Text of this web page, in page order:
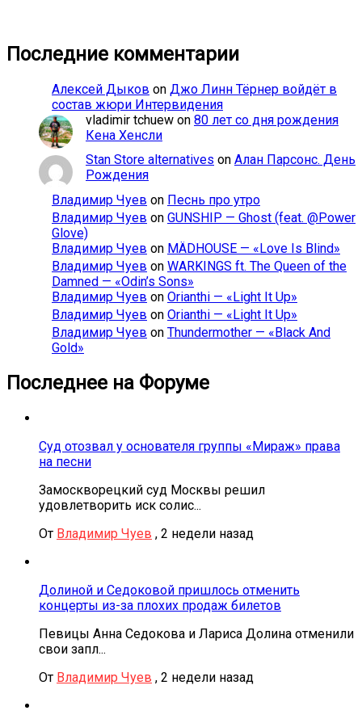
Последние комментарии
Алексей Дыков on Джо Линн Тёрнер войдёт в
состав жюри Интервидения
vladimir tchuew on 80 лет со дня рождения
Кена Хенсли
Stan Store alternatives on Алан Парсонс. День
Рождения
Владимир Чуев on Песнь про утро
Владимир Чуев on GUNSHIP — Ghost (feat. @Power
Glove)
Владимир Чуев on MÄDHOUSE — «Love Is Blind»
Владимир Чуев on WARKINGS ft. The Queen of the
Damned — «Odin’s Sons»
Владимир Чуев on Orianthi — «Light It Up»
Владимир Чуев on Orianthi — «Light It Up»
Владимир Чуев on Thundermother — «Black And
Gold»
Последнее на Форуме
Суд отозвал у основателя группы «Мираж» права
на песни
Замоскворецкий суд Москвы решил
удовлетворить иск солис...
От Владимир Чуев , 2 недели назад
Долиной и Седоковой пришлось отменить
концерты из-за плохих продаж билетов
Певицы Анна Седокова и Лариса Долина отменили
свои запл...
От Владимир Чуев , 2 недели назад